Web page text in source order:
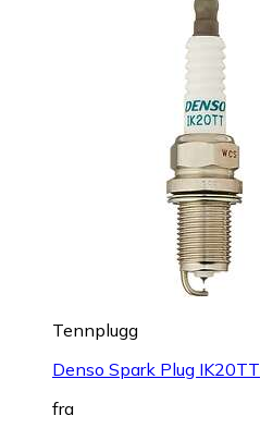
Tennplugg
Denso Spark Plug IK20TT
fra